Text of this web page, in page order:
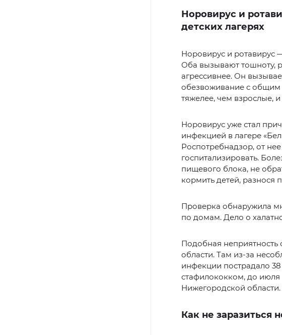
Норовирус и
детских лагерях
Норовирус и ротавирус
Оба вызывают тошноту,
агрессивнее. Он
обезвоживание с общим
тяжелее, чем взрослые,
Норовирус уже стал
инфекцией в лагере
Роспотребнадзор, от
госпитализировать.
пищевого блока, не
кормить детей, разнося
Проверка обнаружила
по домам. Дело о
Подобная неприятность
области. Там из-за
инфекции пострадало
стафилококком, до июля
Нижегородской области.
Как не заразиться